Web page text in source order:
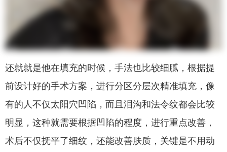
还就就是他在填充的时候，手法也比较细腻，根据提
前设计好的手术方案，进行分区分层次精准填充，像
有的人不仅太阳穴凹陷，而且泪沟和法令纹都会比较
明显，这种就需要根据凹陷的程度，进行重点改善，
术后不仅抚平了细纹，还能改善肤质，关键是不用动